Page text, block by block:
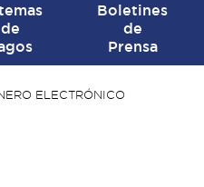
de
Boletines
de
Prensa
ELECTRÓNICO